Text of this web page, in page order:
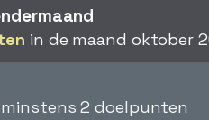
in de maand oktober
2 doelpunten